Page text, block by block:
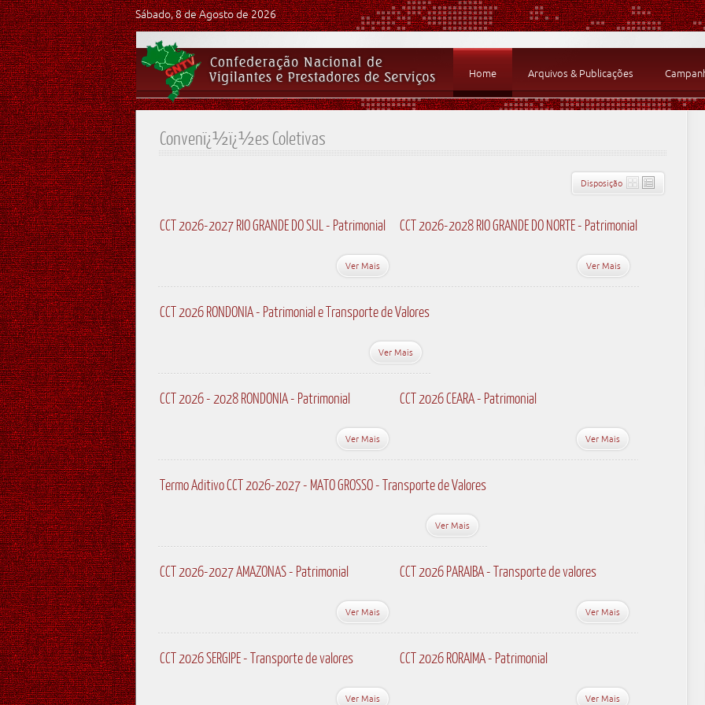
Sábado, 8 de Agosto de 2026
Home Arquivos & Publicações
Convenï¿½ï¿½es Coletivas
Disposição
CCT 2026-2027 RIO GRANDE DO SUL - Patrimonial
Ver Mais
CCT 2026-2028 RIO GRANDE DO NORTE - Patrimonial
Ver Mais
CCT 2026 RONDONIA - Patrimonial e Transporte de Valores
Ver Mais
CCT 2026 - 2028 RONDONIA - Patrimonial
Ver Mais
CCT 2026 CEARA - Patrimonial
Ver Mais
Termo Aditivo CCT 2026-2027 - MATO GROSSO - Transporte de Valores
Ver Mais
CCT 2026-2027 AMAZONAS - Patrimonial
Ver Mais
CCT 2026 PARAIBA - Transporte de valores
Ver Mais
CCT 2026 SERGIPE - Transporte de valores
Ver Mais
CCT 2026 RORAIMA - Patrimonial
Ver Mais